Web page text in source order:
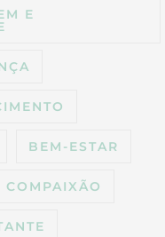
E
BEM-ESTAR
COMPAIXÃO